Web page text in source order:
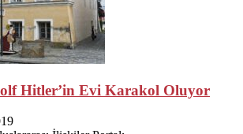
Hitler’in Evi Karakol Oluyor